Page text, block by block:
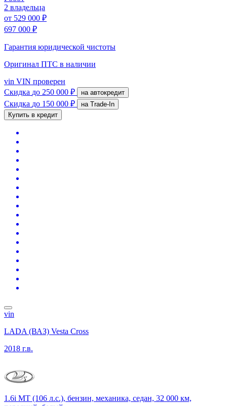
2 владельца
от 529 000 ₽
697 000 ₽
Гарантия юридической чистоты
Оригинал ПТС в наличии
vin VIN проверен
Скидка до 250 000 ₽ на автокредит
Скидка до 150 000 ₽
на Trade-In
Купить в кредит
vin
LADA (ВАЗ) Vesta Cross
2018 г.в.
1.6i MT (106 л.с.), бензин, механика, седан, 32 000 км,